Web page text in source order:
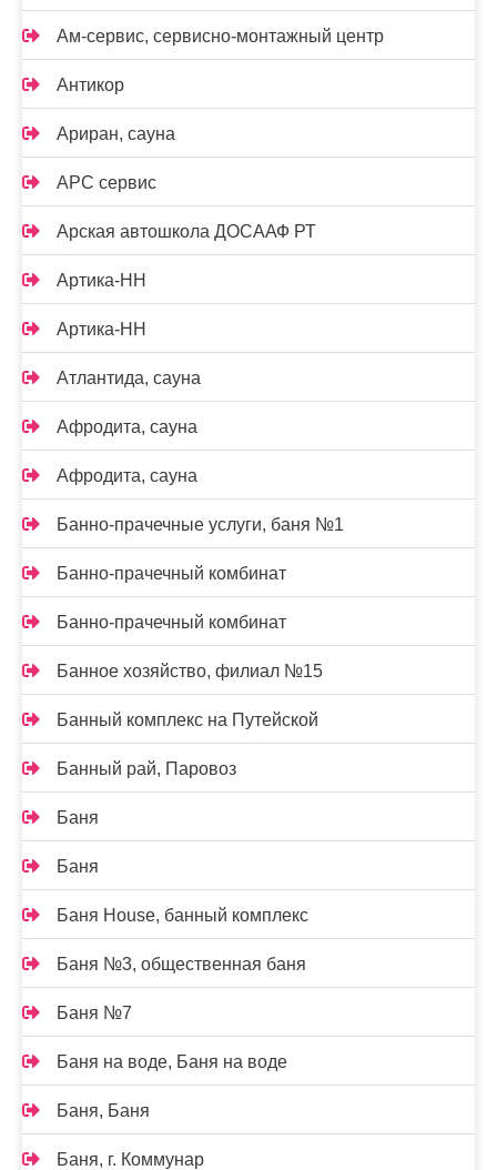
Ам-сервис, сервисно-монтажный центр
Антикор
Ариран, сауна
АРС сервис
Арская автошкола ДОСААФ РТ
Артика-НН
Артика-НН
Атлантида, сауна
Афродита, сауна
Афродита, сауна
Банно-прачечные услуги, баня №1
Банно-прачечный комбинат
Банно-прачечный комбинат
Банное хозяйство, филиал №15
Банный комплекс на Путейской
Банный рай, Паровоз
Баня
Баня
Баня House, банный комплекс
Баня №3, общественная баня
Баня №7
Баня на воде, Баня на воде
Баня, Баня
Баня, г. Коммунар